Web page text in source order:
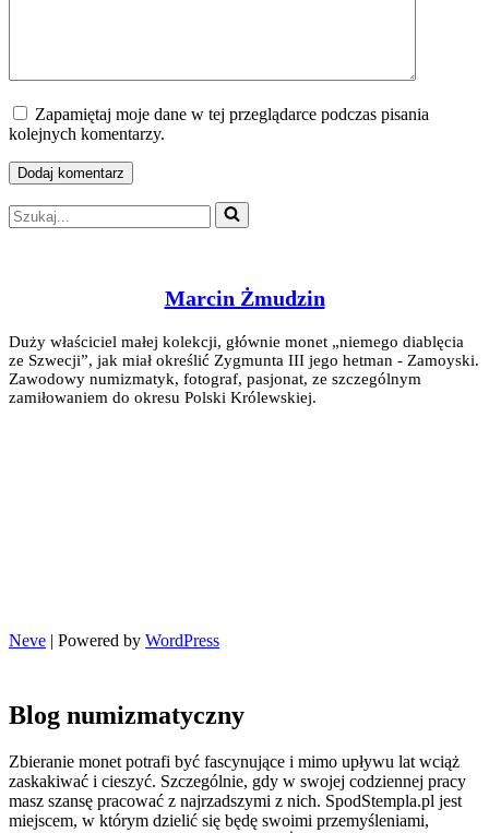
Zapamiętaj moje dane w tej przeglądarce podczas pisania
kolejnych komentarzy.
Szukaj...
Marcin Żmudzin
Duży właściciel małej kolekcji, głównie monet „niemego diablęcia
ze Szwecji”, jak miał określić Zygmunta III jego hetman - Zamoyski.
Zawodowy numizmatyk, fotograf, pasjonat, ze szczególnym
zamiłowaniem do okresu Polski Królewskiej.
Neve | Powered by WordPress
Blog numizmatyczny
Zbieranie monet potrafi być fascynujące i mimo upływu lat wciąż
zaskakiwać i cieszyć. Szczególnie, gdy w swojej codziennej pracy
masz szansę pracować z najrzadszymi z nich. SpodStempla.pl jest
miejscem, w którym dzielić się będę swoimi przemyśleniami,